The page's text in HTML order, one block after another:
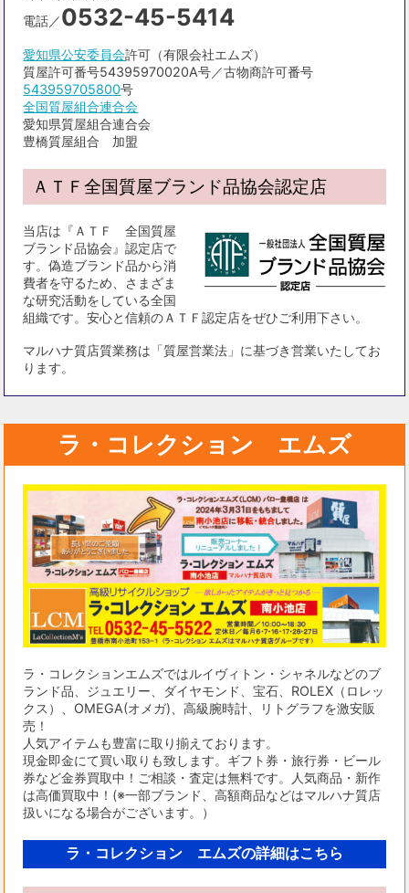
電話／0532-45-5414
愛知県公安委員会許可（有限会社エムズ）
質屋許可番号54395970020A号／古物商許可番号
543959705800号
全国質屋組合連合会
愛知県質屋組合連合会
豊橋質屋組合 加盟
ＡＴＦ全国質屋ブランド品協会認定店
当店は『ＡＴＦ 全国質屋
ブランド品協会』認定店で
す。偽造ブランド品から消
費者を守るため、さまざま
な研究活動をしている全国
組織です。安心と信頼のＡＴＦ認定店をぜひご利用下さい。
マルハナ質店質業務は「質屋営業法」に基づき営業いたしてお
ります。
ラ・コレクション エムズ
ラ・コレクションエムズではルイヴィトン・シャネルなどのブ
ランド品、ジュエリー、ダイヤモンド、宝石、ROLEX（ロレッ
クス）、OMEGA(オメガ)、高級腕時計、リトグラフを激安販
売！
人気アイテムも豊富に取り揃えております。
現金即金にて買い取りも致します。ギフト券・旅行券・ビール
券など金券買取中！ご相談・査定は無料です。人気商品・新作
は高価買取中！(※一部ブランド、高額商品などはマルハナ質店
扱いになる場合がございます。）
ラ・コレクション エムズの詳細はこちら